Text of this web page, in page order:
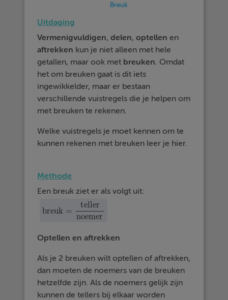
Breuk
Uitdaging
Vermenigvuldigen,delen,optellen en
aftrekken kun je niet alleen met hele
getallen, maar ook met breuken. Omdat
het om breuken gaat is dit iets
ingewikkelder, maar er bestaan
verschillende vuistregels die je helpen om
met breuken te rekenen.
Welke vuistregels je moet kennen om te
kunnen rekenen met breuken leer je hier.
Methode
Een breuk ziet er als volgt uit:
breuk =
teller
noemer
breuk =tellernoemer
Optellen en aftrekken
Als je 2 breuken wilt optellen of aftrekken,
dan moeten de noemers van de breuken
hetzelfde zijn. Als de noemers gelijk zijn
kunnen de tellers bij elkaar worden